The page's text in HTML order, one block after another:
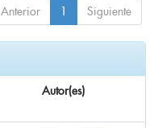
Anterior 1 Siguiente
Autor(es)